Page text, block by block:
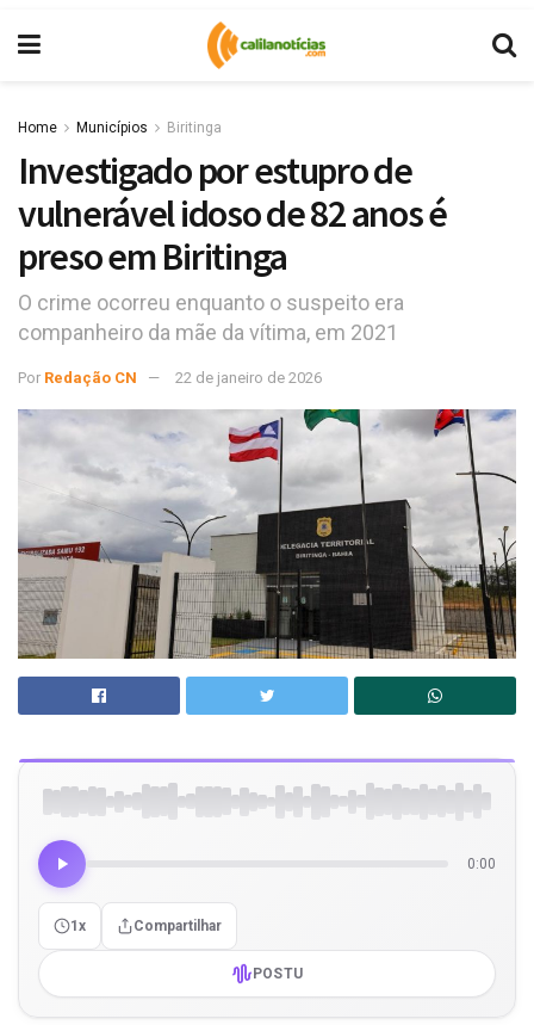
Home Municípios Biritinga
Investigado por estupro de
vulnerável idoso de 82 anos é
preso em Biritinga
O crime ocorreu enquanto o suspeito era
companheiro da mãe da vítima, em 2021
Por Redação CN 22 de janeiro de 2026
0:00
1x Compartilhar
POSTU